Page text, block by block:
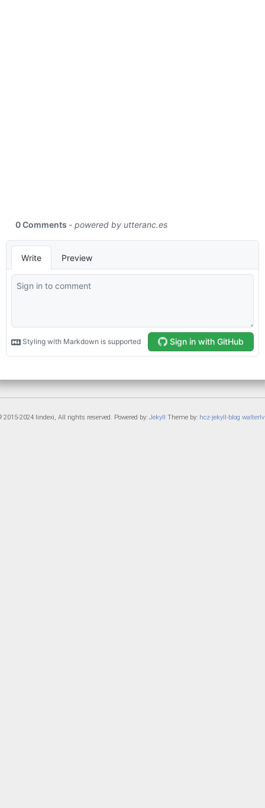
2015-2024 lindexi, All rights reserved. Powered by: Jekyll Theme by: hcz-jekyll-blog walterlv